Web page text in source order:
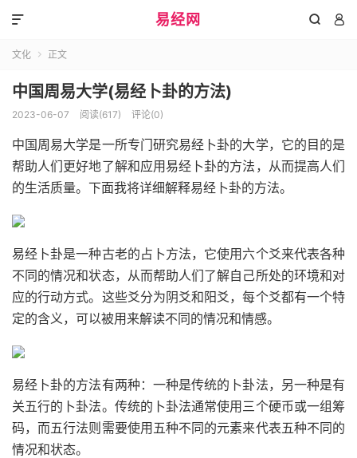
易经网  

文化  正文
中国周易大学(易经卜卦的方法)
2023-06-07 阅读(617) 评论(0)
中国周易大学是一所专门研究易经卜卦的大学，它的目的是
帮助人们更好地了解和应用易经卜卦的方法，从而提高人们
的生活质量。下面我将详细解释易经卜卦的方法。
易经卜卦是一种古老的占卜方法，它使用六个爻来代表各种
不同的情况和状态，从而帮助人们了解自己所处的环境和对
应的行动方式。这些爻分为阴爻和阳爻，每个爻都有一个特
定的含义，可以被用来解读不同的情况和情感。
易经卜卦的方法有两种：一种是传统的卜卦法，另一种是有
关五行的卜卦法。传统的卜卦法通常使用三个硬币或一组筹
码，而五行法则需要使用五种不同的元素来代表五种不同的
情况和状态。